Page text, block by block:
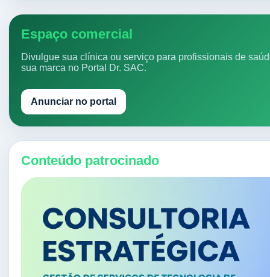
Espaço comercial
Divulgue sua clínica ou serviço para profissionais de
sua marca no Portal Dr. SAC.
Anunciar no portal
Conteúdo patrocinado